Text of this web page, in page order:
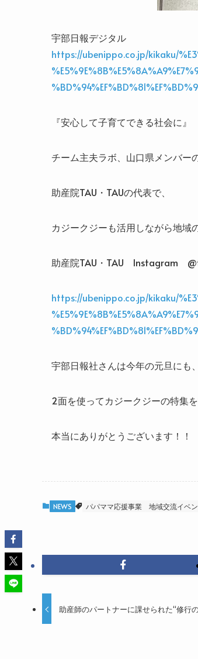
宇部日報デジタル
https://ubenippo.co.jp/kikaku/
『安心して子育てできる社会に』
チーム主夫ラボ、山口県メンバー
助産院TAU・TAUの代表で、
カジークジーも活用しながら地域
助産院TAU・TAU Instagram
https://ubenippo.co.jp/kikaku/
宇部日報社さんは今年の元旦にも、
2面を使ってカジークジーの特集
本当にありがとうございます！！
NEWS パパママ応援事業 地域交流イベン
助産師のパートナーに課せられた“修行